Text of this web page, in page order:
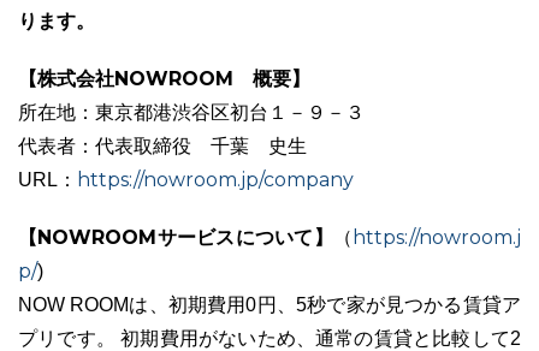
ユーザーインタビュー ホームページ制作実績
ニュース一覧 お役立ちブログ 資料ダウンロード
ります。
【株式会社NOWROOM 概要】
所在地：東京都港渋谷区初台１－９－３
代表者：代表取締役 千葉 史生
URL： https://nowroom.jp/company
【NOWROOMサービスについて】 （ https://nowroom.j
p/)
NOW ROOMは、初期費⽤0円、5秒で家が⾒つかる賃貸ア
プリです。 初期費用がないため、通常の賃貸と比較して2